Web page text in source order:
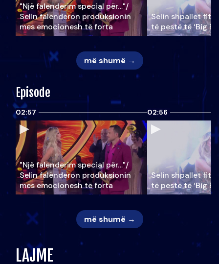
"Një falenderim special për…"/
Selin falënderon produksionin
mes emocionesh të forta
Selin shpallet
të pestë të ‘Big
më shumë →
Episode
02:57
"Një falenderim special për…"/
Selin falënderon produksionin
mes emocionesh të forta
02:56
Selin shpallet
të pestë të ‘Big
më shumë →
LAJME